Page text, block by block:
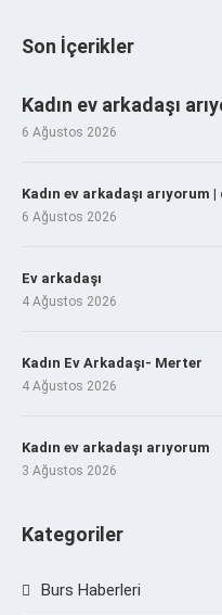
Son İçerikler
Kadın ev arkadaşı
6 Ağustos 2026
Kadın ev arkadaşı arıyorum
6 Ağustos 2026
Ev arkadaşı
4 Ağustos 2026
Kadın Ev Arkadaşı- Merter
4 Ağustos 2026
Kadın ev arkadaşı arıyorum
3 Ağustos 2026
Kategoriler
Burs Haberleri